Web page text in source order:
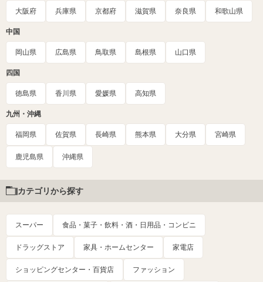
大阪府 兵庫県 京都府 滋賀県 奈良県 和歌山県
中国
岡山県 広島県 鳥取県 島根県 山口県
四国
徳島県 香川県 愛媛県 高知県
九州・沖縄
福岡県 佐賀県 長崎県 熊本県 大分県 宮崎県
鹿児島県 沖縄県
カテゴリから探す
スーパー 食品・菓子・飲料・酒・日用品・コンビニ
ドラッグストア 家具・ホームセンター 家電店
ショッピングセンター・百貨店 ファッション